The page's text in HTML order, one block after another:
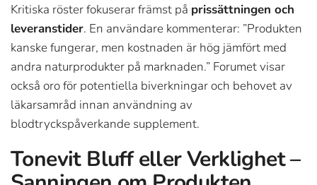
Kritiska röster fokuserar främst på prissättningen och
leveranstider. En användare kommenterar: ”Produkten
kanske fungerar, men kostnaden är hög jämfört med
andra naturprodukter på marknaden.” Forumet visar
också oro för potentiella biverkningar och behovet av
läkarsamråd innan användning av
blodtryckspåverkande supplement.
Tonevit Bluff eller Verklighet –